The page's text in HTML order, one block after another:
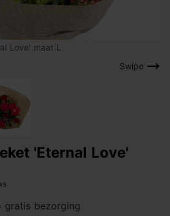
Swipe
Love' maat L
'Eternal Love'
gratis bezorging